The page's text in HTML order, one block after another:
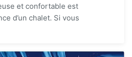
et confortable est
d’un chalet. Si vous